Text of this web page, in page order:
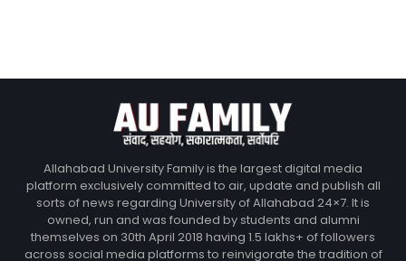
Allahabad University Family is the largest digital media
platform exclusively committed to air, update and publish all
sorts of news regarding University of Allahabad 24×7. It is
owned, run and was founded by students and alumni
themselves on 30th April 2018 having 1.5 lakhs+ of followers
across social media platforms to reinvigorate the tradition of